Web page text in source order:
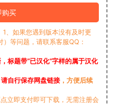
购买
、如果您遇到版本没有及时更
等问题，请联系客服QQ：
标题带“已汉化”字样的属于汉化
请自行保存网盘链接 ，方便后续
立即支付即可下载，无需注册会